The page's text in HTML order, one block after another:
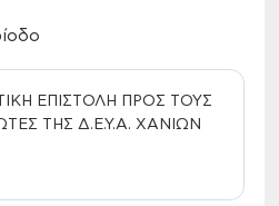
ΕΠΙΣΤΟΛΗ ΠΡΟΣ ΤΟΥΣ
ΤΗΣ Δ.Ε.Υ.Α. ΧΑΝΙΩΝ